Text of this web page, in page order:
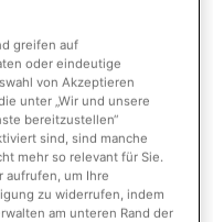
EUR
inkl. gesetzl. MwSt.
greifen auf
oder eindeutige
von Akzeptieren
unter „Wir und unsere
bereitzustellen“
sind, sind manche
mehr so relevant für Sie.
aufrufen, um Ihre
zu widerrufen, indem
am unteren Rand der